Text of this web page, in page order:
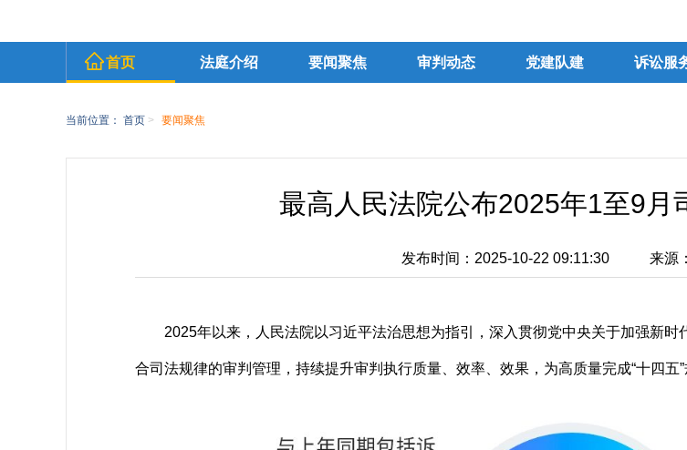
首页 法庭介绍 要闻聚焦 审判动态 党建队建 诉讼服
当前位置： 首页 > 要闻聚焦
最高人民法院公布2025年1至9月
发布时间：2025-10-22 09:11:30 来源
2025年以来，人民法院以习近平法治思想为指引，深入贯彻党中央关于加强新
合司法规律的审判管理，持续提升审判执行质量、效率、效果，为高质量完成“十四五